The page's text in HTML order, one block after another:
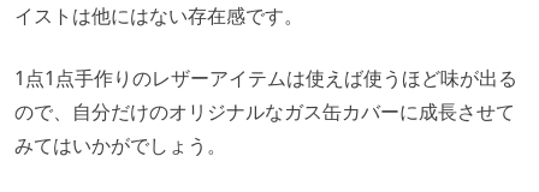
イストは他にはない存在感です。
1点1点手作りのレザーアイテムは使えば使うほど味が出る
ので、自分だけのオリジナルなガス缶カバーに成長させて
みてはいかがでしょう。